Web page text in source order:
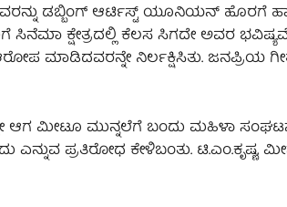
ಡಬ್ಬಿಂಗ್ ಆರ್ಟಿಸ್ಟ್ ಯೂನಿಯನ್ ಹೊರಗೆ
ಕ್ಷೇತ್ರದಲ್ಲಿ ಕೆಲಸ ಸಿಗದೇ ಅವರ
ಮಾಡಿದವರನ್ನೇ ನಿರ್ಲಕ್ಷಿಸಿತು. ಜನಪ್ರಿಯ
ಆಗ ಮೀಟೂ ಮುನ್ನಲೆಗೆ ಬಂದು ಮಹಿಳಾ
ಎನ್ನುವ ಪ್ರತಿರೋಧ ಕೇಳಿಬಂತು.